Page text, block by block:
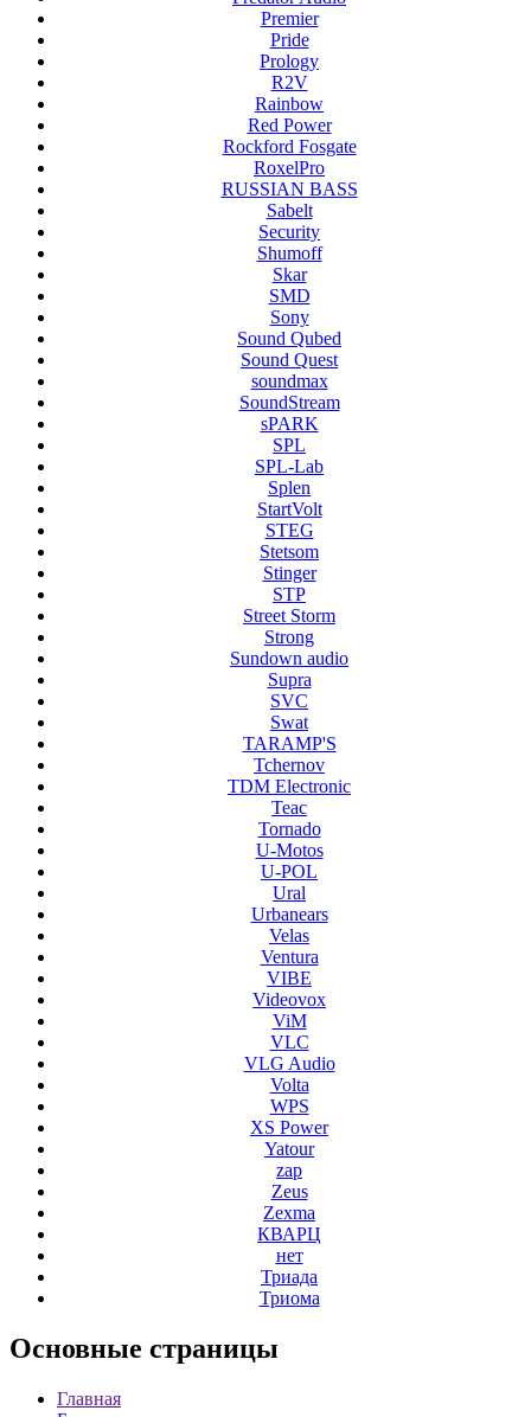
Premier
Pride
Prology
R2V
Rainbow
Red Power
Rockford Fosgate
RoxelPro
RUSSIAN BASS
Sabelt
Security
Shumoff
Skar
SMD
Sony
Sound Qubed
Sound Quest
soundmax
SoundStream
sPARK
SPL
SPL-Lab
Splen
StartVolt
STEG
Stetsom
Stinger
STP
Street Storm
Strong
Sundown audio
Supra
SVC
Swat
TARAMP'S
Tchernov
TDM Electronic
Teac
Tornado
U-Motos
U-POL
Ural
Urbanears
Velas
Ventura
VIBE
Videovox
ViM
VLC
VLG Audio
Volta
WPS
XS Power
Yatour
zap
Zeus
Zexma
КВАРЦ
нет
Триада
Триома
Основные страницы
Главная